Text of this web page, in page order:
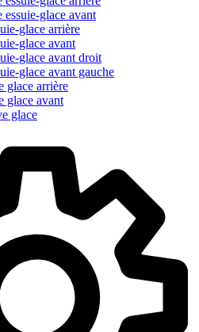
essuie-glace avant
glace arrière
glace avant
glace avant droit
glace avant gauche
glace arrière
glace avant
glace